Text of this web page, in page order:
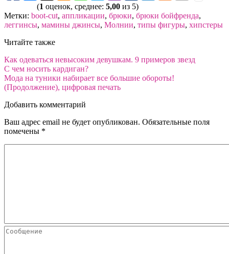
(1 оценок, среднее: 5,00 из 5)
Метки: boot-cut, аппликации, брюки, брюки бойфренда,
леггинсы, мамины джинсы, Молнии, типы фигуры, хипстеры
Читайте также
Как одеваться невысоким девушкам. 9 примеров звезд
С чем носить кардиган?
Мода на туники набирает все большие обороты!
(Продолжение), цифровая печать
Добавить комментарий
Ваш адрес email не будет опубликован. Обязательные поля
помечены *